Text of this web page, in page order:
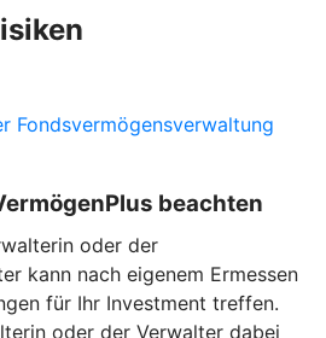
Fondsvermögensverwaltung
beachten
oder der
kann nach eigenem Ermessen
für Ihr Investment treffen.
oder der Verwalter dabei